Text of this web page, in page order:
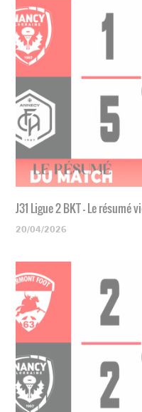
J31 Ligue 2 BKT - Le résumé
20/04/2026